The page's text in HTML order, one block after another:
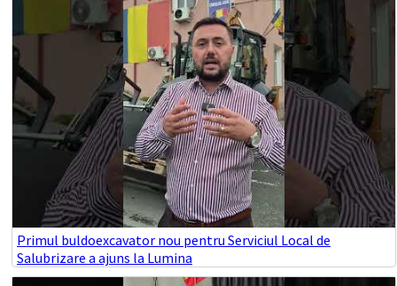
Primul buldoexcavator nou pentru Serviciul Local de
Salubrizare a ajuns la Lumina